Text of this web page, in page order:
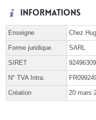
Informations
Enseigne Chez
Forme juridique SARL
SIRET
N° TVA Intra.
Création 20 mars